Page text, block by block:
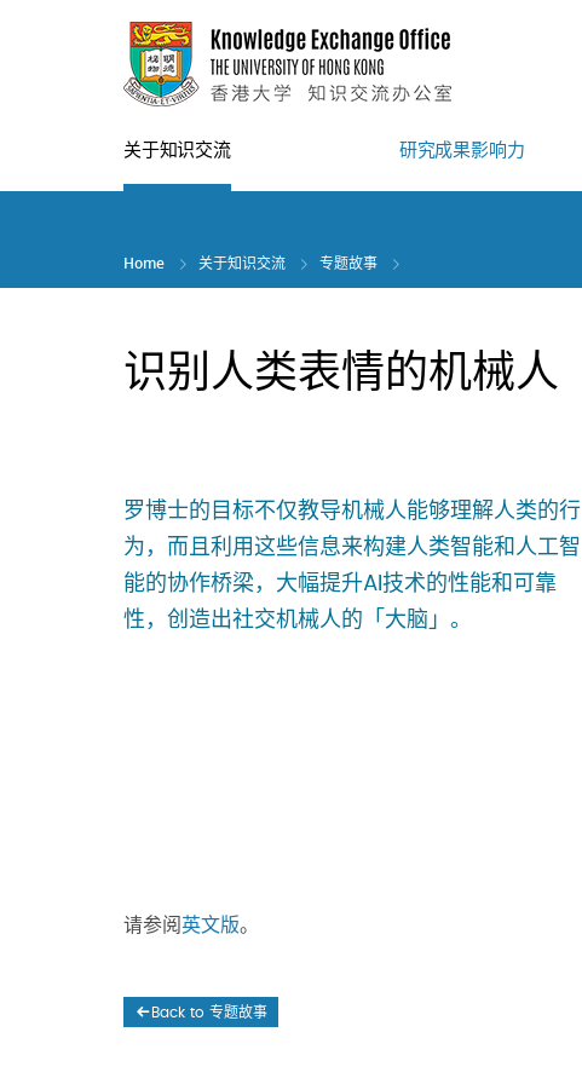
关于知识交流 研究成果影响力
Home 关于知识交流 专题故事
识别人类表情的机械人
罗博士的目标不仅教导机械人能够理解人类的行
为，而且利用这些信息来构建人类智能和人工智
能的协作桥梁，大幅提升AI技术的性能和可靠
性，创造出社交机械人的「大脑」。
请参阅 英文版。
Back to 专题故事